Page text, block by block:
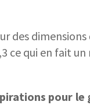
des dimensions
ce qui en fait
pour